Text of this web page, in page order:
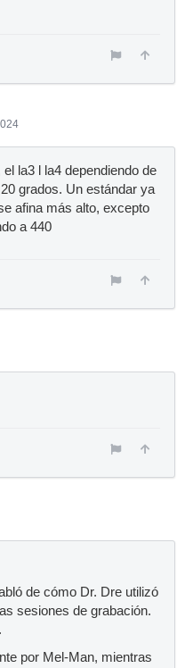
la3 l la4 dependiendo de
grados. Un estándar ya
afina más alto, excepto
a 440
de cómo Dr. Dre utilizó
sesiones de grabación.
por Mel-Man, mientras